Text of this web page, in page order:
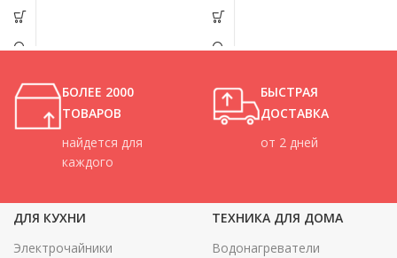
БОЛЕЕ 2000
ТОВАРОВ
найдется для
каждого
БЫСТРАЯ
ДОСТАВКА
от 2 дней
ДЛЯ КУХНИ
Электрочайники
ТЕХНИКА ДЛЯ ДОМА
Водонагреватели